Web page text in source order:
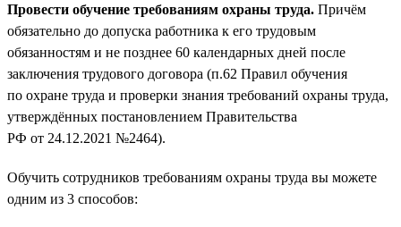
Провести обучение требованиям охраны труда. Причём
обязательно до допуска работника к его трудовым
обязанностям и не позднее 60 календарных дней после
заключения трудового договора (п.62 Правил обучения
по охране труда и проверки знания требований охраны труда,
утверждённых постановлением Правительства
РФ от 24.12.2021 №2464).
Обучить сотрудников требованиям охраны труда вы можете
одним из 3 способов: